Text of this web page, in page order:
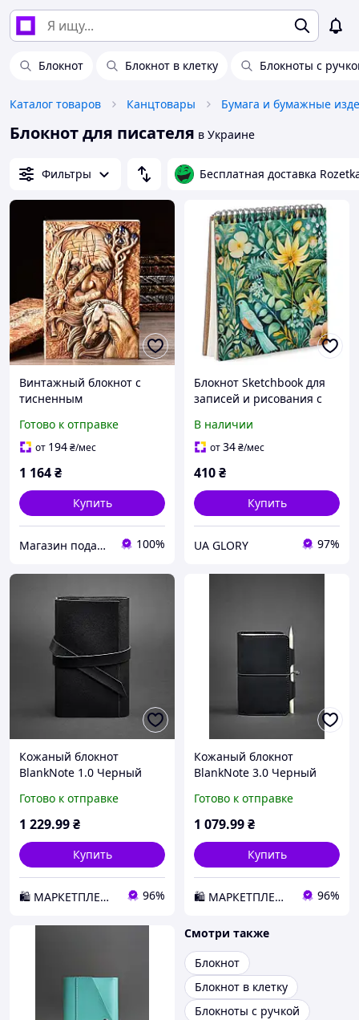
Блокнот Блокнот в клетку Блокноты с
Каталог товаров Канцтовары Бумага и бумажные
Блокнот для писателя в Украине
Фильтры Бесплатная доставка
Винтажный блокнот с
тисненным
языческого волхва, А5
Готово к отправке
от 194₴/мес
1 164₴
Купить
Магазин подарков DmD Box 100%
Блокнот Sketchbook для
записей и рисования с
мм, дизайнерский
скетчбук для художника,
В наличии
от34₴/мес
410₴
Купить
UA GLORY 97%
Кожаный блокнот
BlankNote 1.0 Черный
Готово к отправке
1 229.99₴
Купить
🛍️ МАРКЕТПЛЕЙС DMD 96%
Кожаный блокнот
BlankNote 3.0 Черный
Готово к отправке
1 079.99₴
Купить
🛍️ МАРКЕТПЛЕЙС DMD 96%
Смотри также
Блокнот
Блокнот в клетку
Блокноты с ручкой